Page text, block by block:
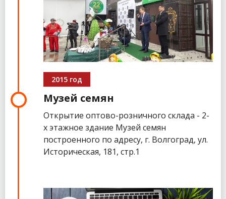
2015 год
Музей семян
Открытие оптово-розничного склада - 2-
х этажное здание Музей семян
построенного по адресу, г. Волгоград, ул.
Историческая, 181, стр.1